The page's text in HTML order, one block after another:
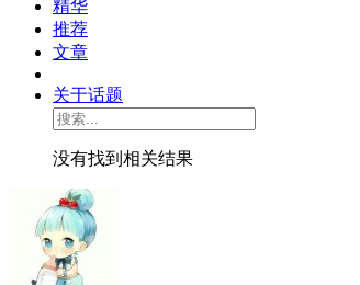
精华
推荐
文章
关于话题
没有找到相关结果